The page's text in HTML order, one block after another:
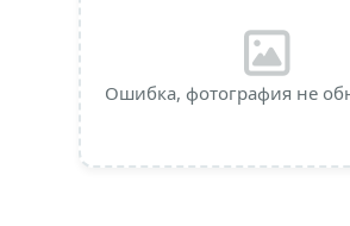
Ошибка, фотография не